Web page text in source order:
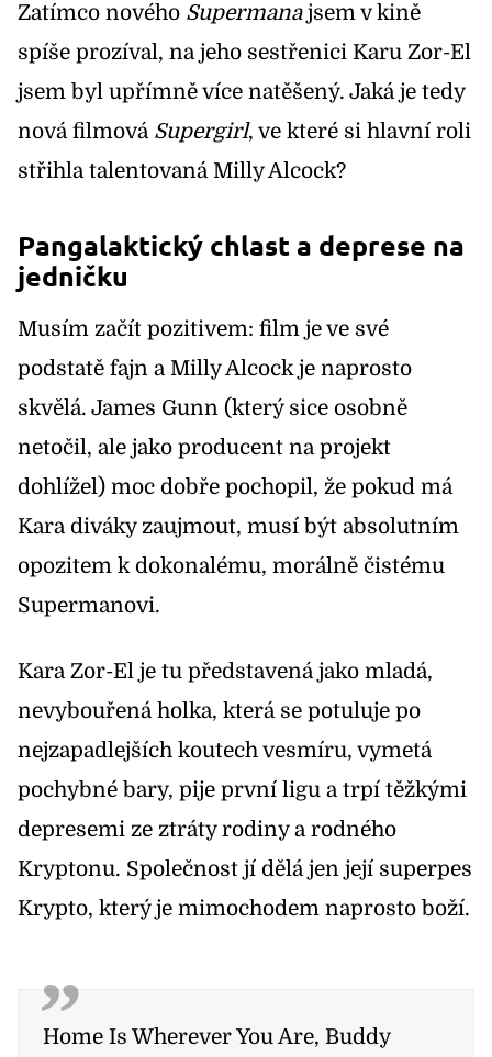
Zatímco nového Supermanajsem v kině
spíše prozíval, na jeho sestřenici Karu Zor-El
jsem byl upřímně více natěšený. Jaká je tedy
nová filmová Supergirl, ve které si hlavní roli
střihla talentovaná Milly Alcock?
Pangalaktický chlast a deprese na
jedničku
Musím začít pozitivem: film je ve své
podstatě fajn a Milly Alcock je naprosto
skvělá. James Gunn (který sice osobně
netočil, ale jako producent na projekt
dohlížel) moc dobře pochopil, že pokud má
Kara diváky zaujmout, musí být absolutním
opozitem k dokonalému, morálně čistému
Supermanovi.
Kara Zor-El je tu představená jako mladá,
nevybouřená holka, která se potuluje po
nejzapadlejších koutech vesmíru, vymetá
pochybné bary, pije první ligu a trpí těžkými
depresemi ze ztráty rodiny a rodného
Kryptonu. Společnost jí dělá jen její superpes
Krypto, který je mimochodem naprosto boží.
Home Is Wherever You Are, Buddy